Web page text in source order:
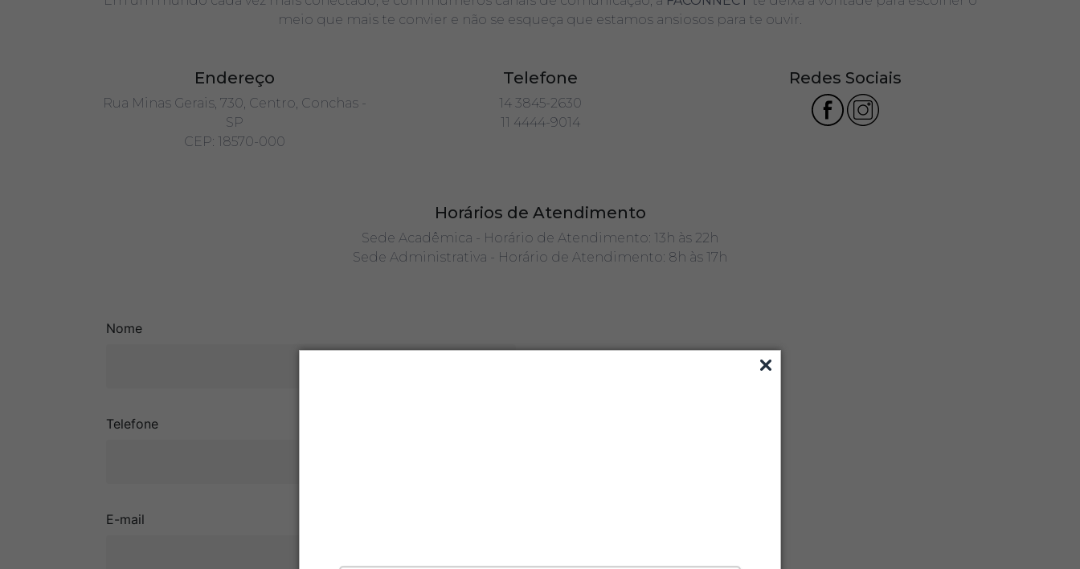
meio que mais te convier e não se esqueça que estamos ansiosos para te ouvir.
Endereço
Rua Minas Gerais, 730, Centro, Conchas -
SP
CEP: 18570-000
Telefone
14 3845-2630
11 4444-9014
Redes Sociais
Horários de Atendimento
Sede Acadêmica - Horário de Atendimento: 13h às 22h
Sede Administrativa - Horário de Atendimento: 8h às 17h
Nome
Telefone
E-mail